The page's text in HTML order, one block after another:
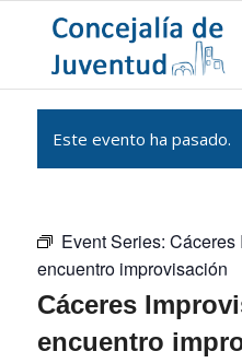
Este evento ha pasado.
Event Series: Cáceres
encuentro improvisación
Cáceres
encuentro